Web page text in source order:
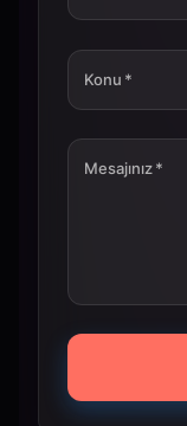
Konu *
Mesajınız*